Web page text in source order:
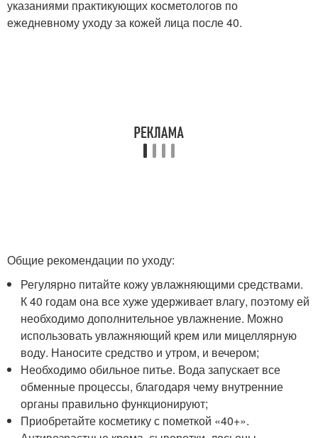
указаниями практикующих косметологов по
ежедневному уходу за кожей лица после 40.
Общие рекомендации по уходу:
Регулярно питайте кожу увлажняющими средствами.
К 40 годам она все хуже удерживает влагу, поэтому ей
необходимо дополнительное увлажнение. Можно
использовать увлажняющий крем или мицеллярную
воду. Наносите средство и утром, и вечером;
Необходимо обильное питье. Вода запускает все
обменные процессы, благодаря чему внутренние
органы правильно функционируют;
Приобретайте косметику с пометкой «40+».